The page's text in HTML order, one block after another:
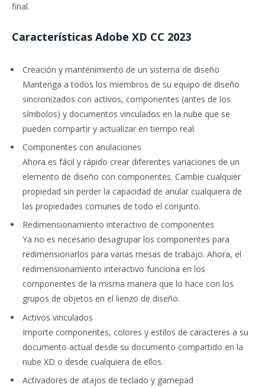
final.
Características Adobe XD CC 2023
Creación y mantenimiento de un sistema de diseño
Mantenga a todos los miembros de su equipo de diseño
sincronizados con activos, componentes (antes de los
símbolos) y documentos vinculados en la nube que se
pueden compartir y actualizar en tiempo real.
Componentes con anulaciones
Ahora es fácil y rápido crear diferentes variaciones de un
elemento de diseño con componentes. Cambie cualquier
propiedad sin perder la capacidad de anular cualquiera de
las propiedades comunes de todo el conjunto.
Redimensionamiento interactivo de componentes
Ya no es necesario desagrupar los componentes para
redimensionarlos para varias mesas de trabajo. Ahora, el
redimensionamiento interactivo funciona en los
componentes de la misma manera que lo hace con los
grupos de objetos en el lienzo de diseño.
Activos vinculados
Importe componentes, colores y estilos de caracteres a su
documento actual desde su documento compartido en la
nube XD o desde cualquiera de ellos.
Activadores de atajos de teclado y gamepad